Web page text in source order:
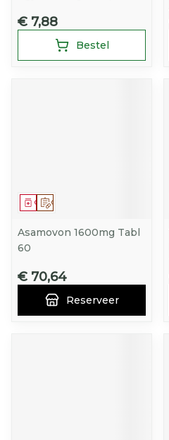
€ 7,88
Bestel
Op voorschrift
Geneesmiddel
Asamovon 1600mg Tabl
60
€ 70,64
Reserveer